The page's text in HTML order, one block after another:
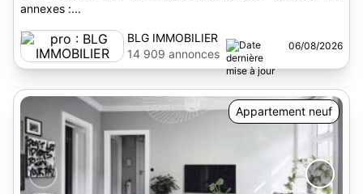
annexes :...
BLG IMMOBILIER
14 909 annonces
06/08/2026
Appartement neuf